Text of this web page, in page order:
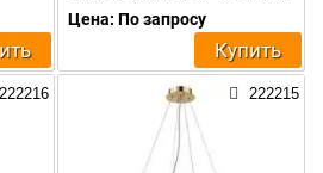
Цена: По запросу
Купить
222216 222215